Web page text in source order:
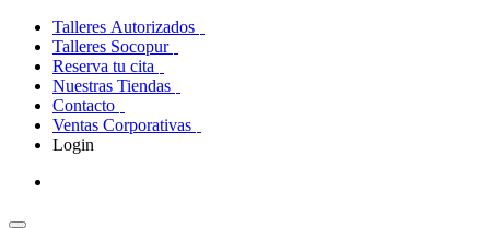
Talleres Autorizados
Talleres Socopur
Reserva tu cita
Nuestras Tiendas
Contacto
Ventas Corporativas
Login